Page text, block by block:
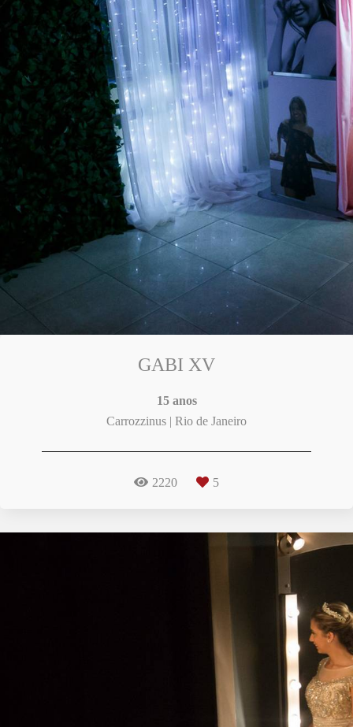
GABI XV
15 anos
Carrozzinus | Rio de Janeiro
2220 5